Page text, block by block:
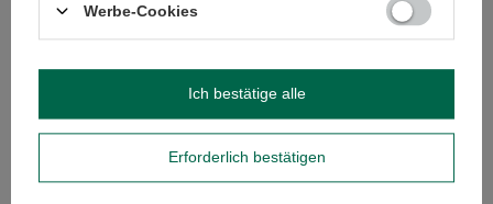
Yerba mate Set
Werbe-Cookies
Erforderlich bestätigen
Ich bestätige alle